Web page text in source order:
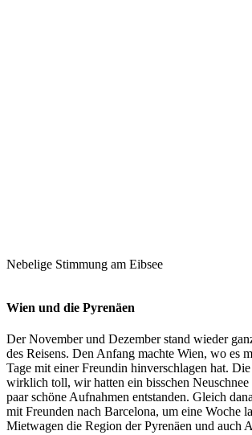
Nebelige Stimmung am Eibsee
Wien und die Pyrenäen
Der November und Dezember stand wieder
des Reisens. Den Anfang machte Wien, wo es
Tage mit einer Freundin hinverschlagen hat.
wirklich toll, wir hatten ein bisschen Neuschnee
paar schöne Aufnahmen entstanden. Gleich
mit Freunden nach Barcelona, um eine Woche
Mietwagen die Region der Pyrenäen und auch